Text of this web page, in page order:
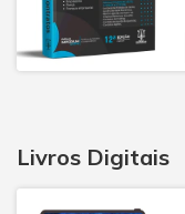
Livros Digitais